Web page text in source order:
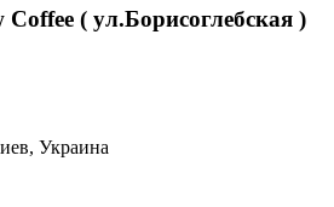
( ул.Борисоглебская )
Украина